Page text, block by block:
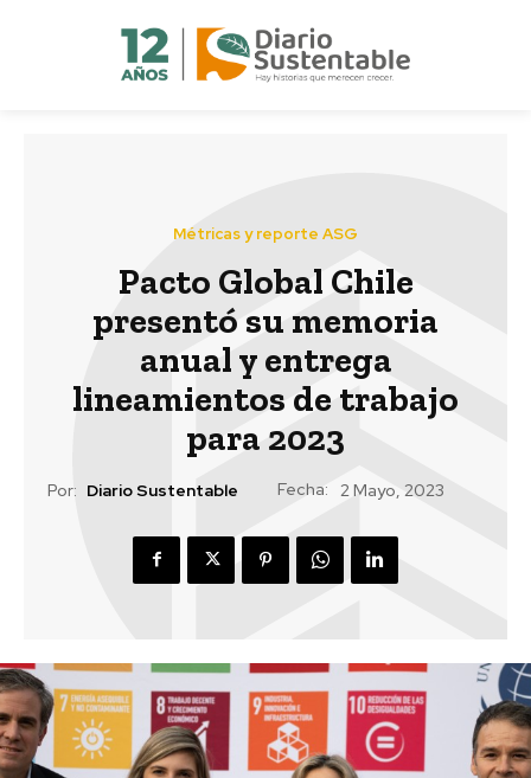
Métricas y reporte ASG
Pacto Global Chile
presentó su memoria
anual y entrega
lineamientos de trabajo
para 2023
Por: Diario Sustentable Fecha: 2 Mayo, 2023